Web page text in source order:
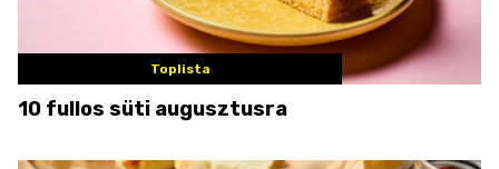
Toplista
10 fullos süti augusztusra